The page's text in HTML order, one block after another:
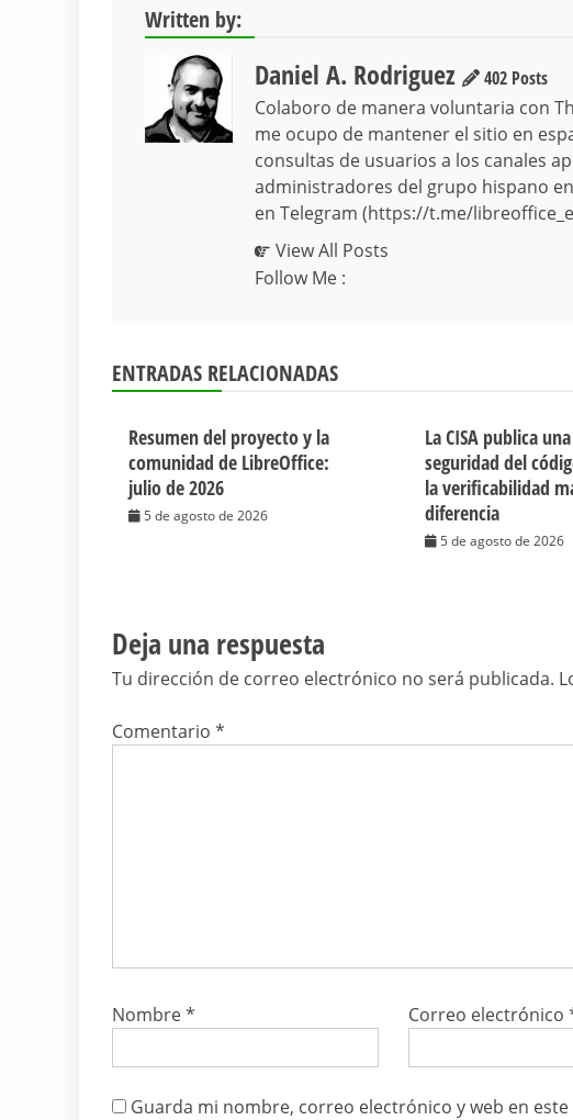
Written by:
Daniel A. Rodriguez
402 Posts
Colaboro de manera voluntaria con
me ocupo de mantener el sitio en
consultas de usuarios a los canales
administradores del grupo hispano
en Telegram (https://t.me/
View All Posts
Follow Me :
ENTRADAS RELACIONADAS
Resumen del proyecto y la
comunidad de LibreOffice:
julio de 2026
5 de agosto de 2026
La CISA publica
seguridad del
la verificabilidad
diferencia
5 de agosto de 2026
Deja una respuesta
Tu dirección de correo electrónico no será publicada.
Comentario *
Nombre* Correo electrónico
Guarda mi nombre, correo electrónico y web en